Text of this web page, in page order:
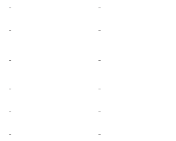
- -
- -
- -
- -
- -
- -